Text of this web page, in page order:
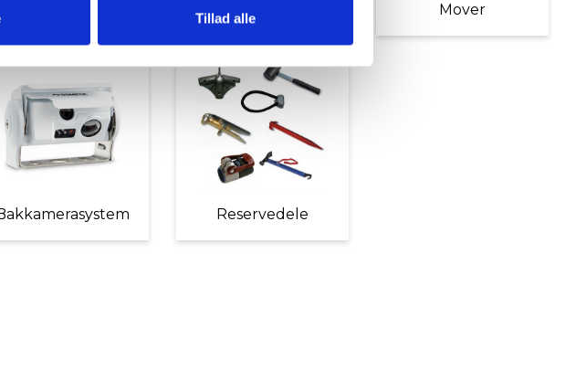
Tillad alle
Diverse tilbehør Mover
Reservedele